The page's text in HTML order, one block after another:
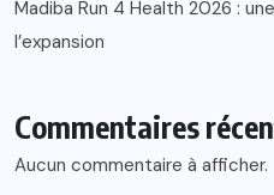
Madiba Run 4 Health 2026 :
l’expansion
Commentaires
Aucun commentaire à afficher.